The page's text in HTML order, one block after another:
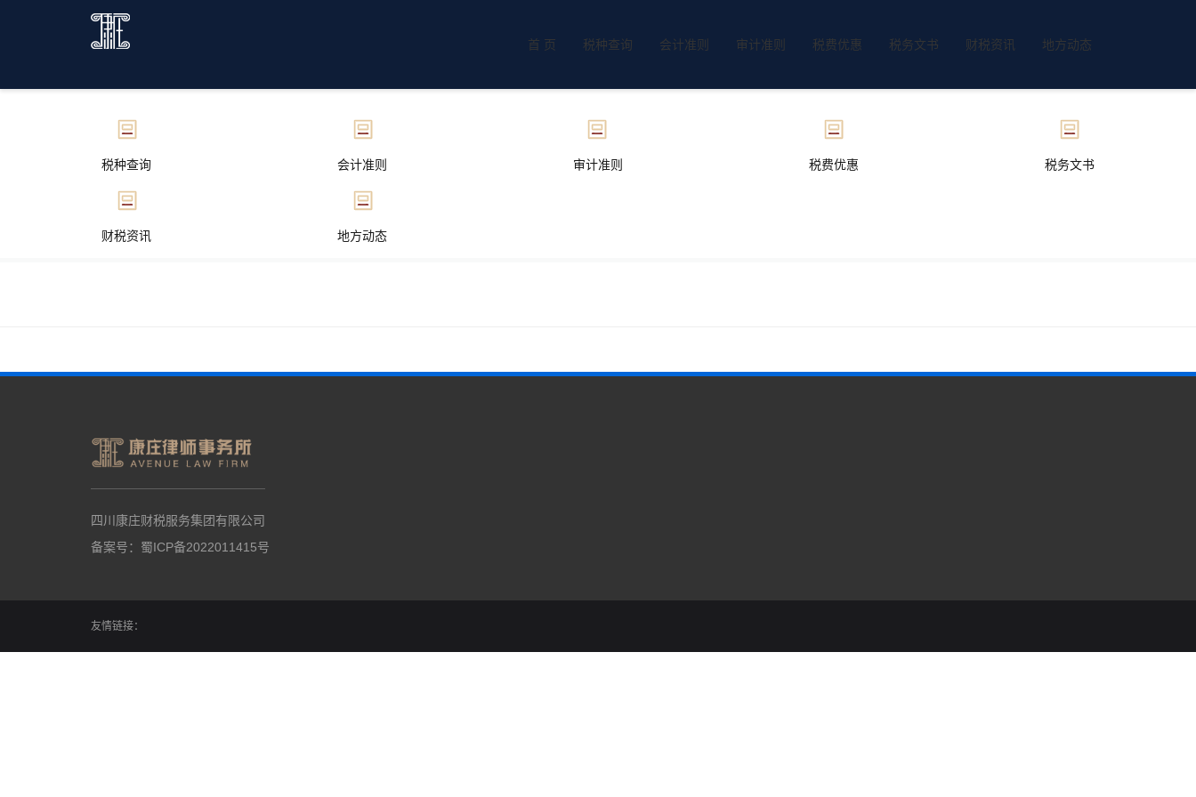
首 页 税种查询 会计准则 审计准则 税费优惠 税务文书 财税资讯 地方动态
税种查询 会计准则 审计准则 税费优惠 税务文书
财税资讯 地方动态
四川康庄财税服务集团有限公司
备案号： 蜀ICP备2022011415号
友情链接